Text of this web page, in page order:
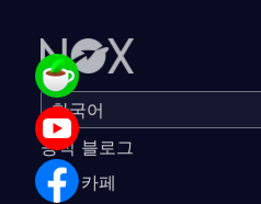
공식 블로그
공식 카페